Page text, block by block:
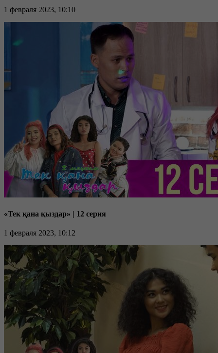
1 февраля 2023, 10:10
«Тек қана қыздар» | 12 серия
1 февраля 2023, 10:12